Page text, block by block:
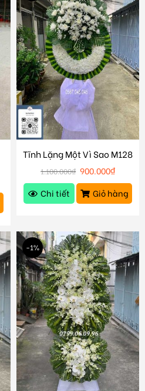
Tĩnh Lặng Một Vì Sao M128
1.100.000₫ 900.000₫
Chi tiết
Giỏ hàng
-1%